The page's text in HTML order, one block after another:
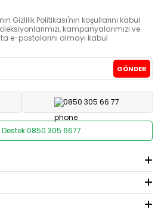
Gizlilik Politikası'nın koşullarını kabul
kampanyalarımızı ve
e-postalarını almayı kabul
GÖNDER
0850 305 66 77
0850 305 6677